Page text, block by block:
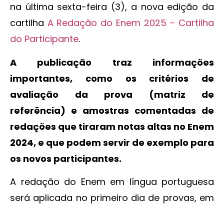
na última sexta-feira (3), a nova edição da
cartilha A Redação do Enem 2025 – Cartilha
do Participante.
A publicação traz informações
importantes, como os critérios de
avaliação da prova (matriz de
referência) e amostras comentadas de
redações que tiraram notas altas no Enem
2024, e que podem servir de exemplo para
os novos participantes.
A redação do Enem em língua portuguesa
será aplicada no primeiro dia de provas, em